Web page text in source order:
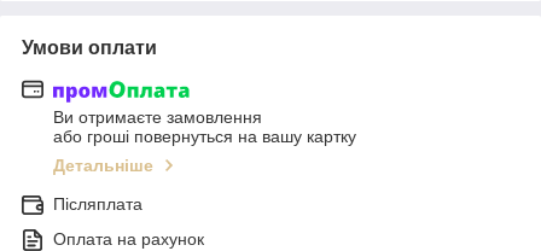
Умови оплати
Ви отримаєте замовлення
або гроші повернуться на вашу картку
Детальніше
Післяплата
Оплата на рахунок